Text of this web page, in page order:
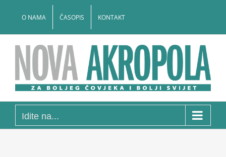
O NAMA ČASOPIS KONTAKT
Idite na...